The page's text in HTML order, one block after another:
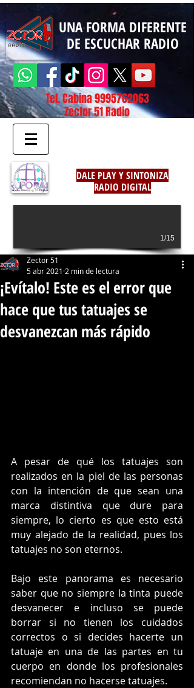
UNA FORMA DIFERENTE
DE ESCUCHAR RADIO
Tel. Cabina9995762063
Zector 51 Radio
DALE PLAY Y SINTONIZA
RADIO DIGITAL
1/15
¡Evítalo! Este es el error que
hace que tus tatuajes se
desvanezcan más rápido
Zector 51
5 abr 2021 2 min de lectura
A pesar de qué los tatuajes son
realizados en la piel de las personas
con la intención de que sean una
marca distintiva que dure para
siempre, lo cierto es que esto está
muy alejado de la realidad, pues los
tatuajes no son eternos.
Bajo este panorama es necesario
saber que no siempre la tinta puede
desvanecer e incluso se puede
borrar si no tienen los cuidados
correctos o si decides hacerte un
tatuaje en una de las partes en tu
cuerpo en donde los profesionales
recomiendan no hacerse tatuajes.